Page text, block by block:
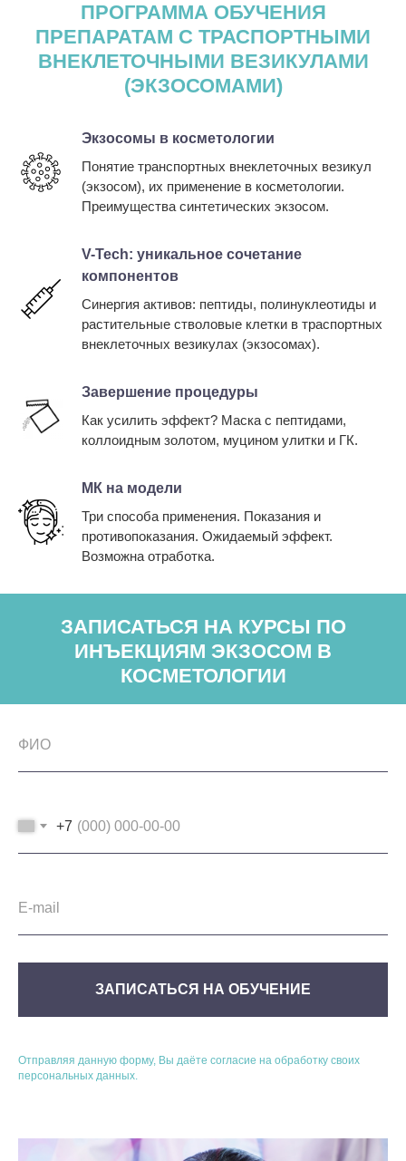
ПРОГРАММА ОБУЧЕНИЯ
ПРЕПАРАТАМ С ТРАСПОРТНЫМИ
ВНЕКЛЕТОЧНЫМИ ВЕЗИКУЛАМИ
(ЭКЗОСОМАМИ)
Экзосомы в косметологии
Понятие транспортных внеклеточных везикул
(экзосом), их применение в косметологии.
Преимущества синтетических экзосом.
V-Tech: уникальное сочетание
компонентов
Синергия активов: пептиды, полинуклеотиды и
растительные стволовые клетки в траспортных
внеклеточных везикулах (экзосомах).
Завершение процедуры
Как усилить эффект? Маска с пептидами,
коллоидным золотом, муцином улитки и ГК.
МК на модели
Три способа применения. Показания и
противопоказания. Ожидаемый эффект.
Возможна отработка.
ЗАПИСАТЬСЯ НА КУРСЫ ПО
ИНЪЕКЦИЯМ ЭКЗОСОМ В
КОСМЕТОЛОГИИ
+7
ЗАПИСАТЬСЯ НА ОБУЧЕНИЕ
Отправляя данную форму, Вы даёте согласие на обработку своих
персональных данных.